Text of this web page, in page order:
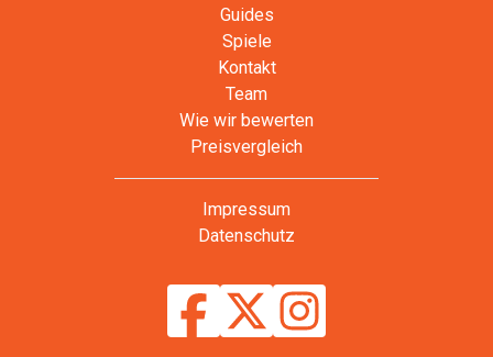
Guides
Spiele
Kontakt
Team
Wie wir bewerten
Preisvergleich
Impressum
Datenschutz